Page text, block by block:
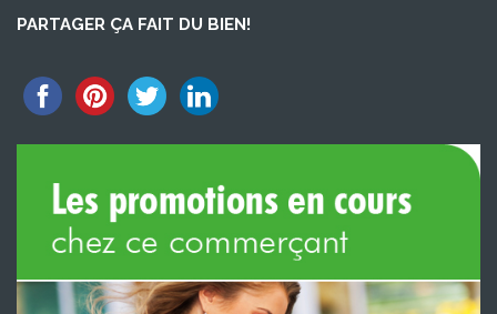
PARTAGER ÇA FAIT DU BIEN!